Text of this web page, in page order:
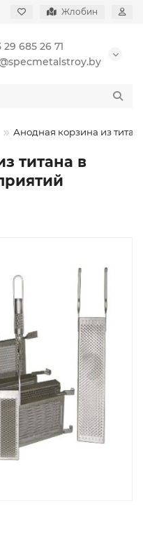
Жлобин
29 685 26 71
Анодная корзина из
титана в